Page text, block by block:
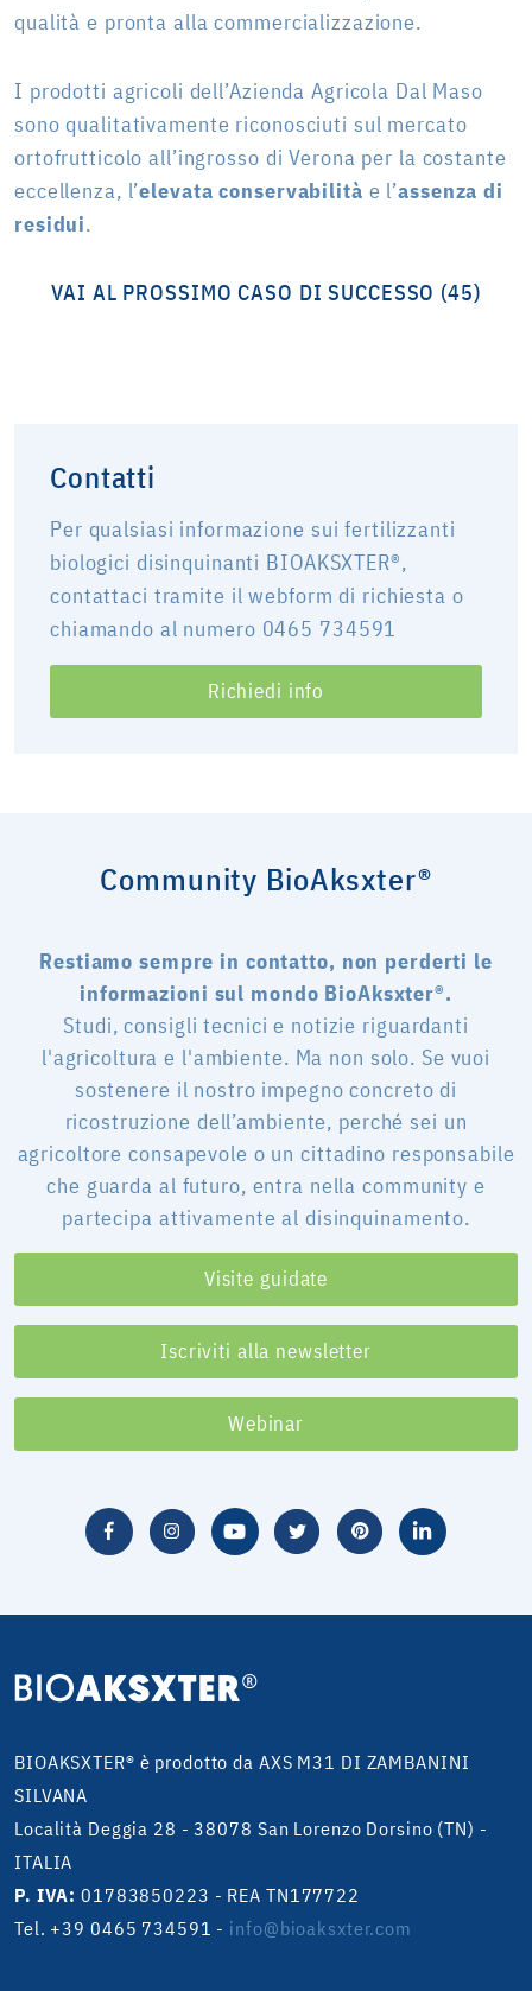
qualità e pronta alla commercializzazione.
I prodotti agricoli dell’Azienda Agricola Dal Maso
sono qualitativamente riconosciuti sul mercato
ortofrutticolo all’ingrosso di Verona per la costante
eccellenza, l’elevata conservabilità e l’assenza di
residui.
VAI AL PROSSIMO CASO DI SUCCESSO (45)
Contatti
Per qualsiasi informazione sui fertilizzanti
biologici disinquinanti BIOAKSXTER®,
contattaci tramite il webform di richiesta o
chiamando al numero 0465 734591
Richiedi info
Community BioAksxter®
Restiamo sempre in contatto, non perderti le
informazioni sul mondo BioAksxter®.
Studi, consigli tecnici e notizie riguardanti
l'agricoltura e l'ambiente. Ma non solo. Se vuoi
sostenere il nostro impegno concreto di
ricostruzione dell’ambiente, perché sei un
agricoltore consapevole o un cittadino responsabile
che guarda al futuro, entra nella community e
partecipa attivamente al disinquinamento.
Visite guidate
Iscriviti alla newsletter
Webinar
BIOAKSXTER® è prodotto da AXS M31 DI ZAMBANINI
SILVANA
Località Deggia 28 - 38078 San Lorenzo Dorsino (TN) -
ITALIA
P. IVA: 01783850223 - REA TN177722
Tel. +39 0465 734591 - info@bioaksxter.com